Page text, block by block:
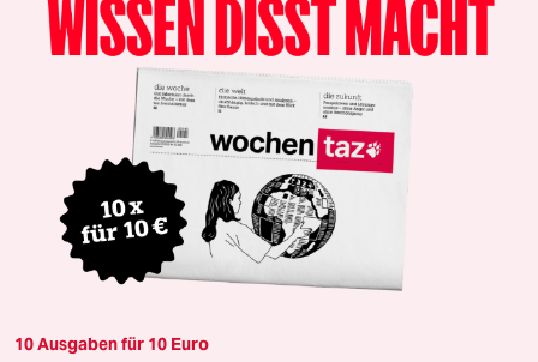
10 Ausgaben für 10 Euro